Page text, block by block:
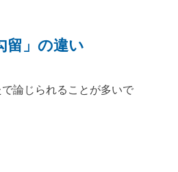
留」の違い
論じられることが多いで